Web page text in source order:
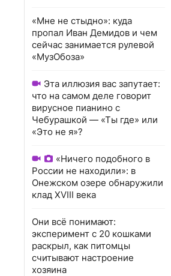
«Мне не стыдно»: куда
пропал Иван Демидов и чем
сейчас занимается рулевой
«МузОбоза»
Эта иллюзия вас запутает:
что на самом деле говорит
вирусное пианино с
Чебурашкой — «Ты где» или
«Это не я»?
«Ничего подобного в
России не находили»: в
Онежском озере обнаружили
клад XVIII века
Они всё понимают:
эксперимент с 20 кошками
раскрыл, как питомцы
считывают настроение
хозяина